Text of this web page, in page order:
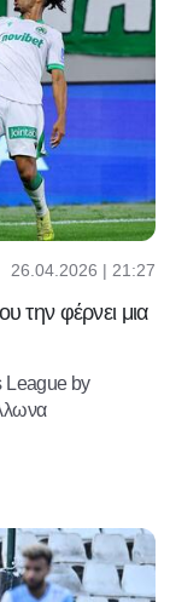
26.04.2026 | 21:27
την φέρνει μια
League by